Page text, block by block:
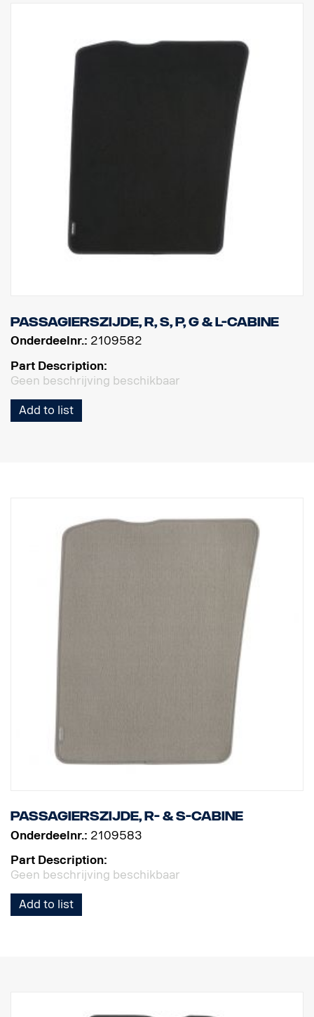
Passagierszijde, R, S, P, G & L-cabine
Onderdeelnr.: 2109582
Part Description:
Geen beschrijving beschikbaar
Add to list
Passagierszijde, R- & S-cabine
Onderdeelnr.: 2109583
Part Description:
Geen beschrijving beschikbaar
Add to list